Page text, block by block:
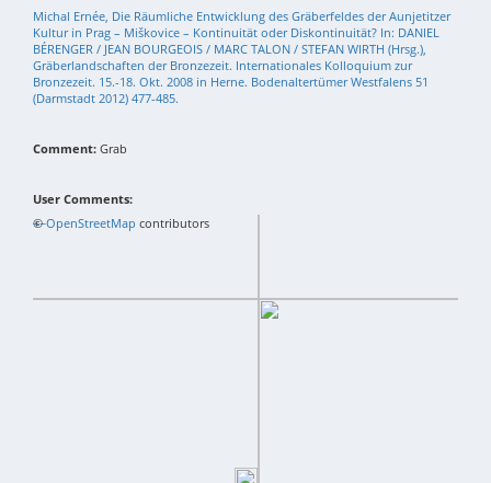
Michal Ernée, Die Räumliche Entwicklung des Gräberfeldes der Aunjetitzer
Kultur in Prag – Miškovice – Kontinuität oder Diskontinuität? In: DANIEL
BÉRENGER / JEAN BOURGEOIS / MARC TALON / STEFAN WIRTH (Hrsg.),
Gräberlandschaften der Bronzezeit. Internationales Kolloquium zur
Bronzezeit. 15.-18. Okt. 2008 in Herne. Bodenaltertümer Westfalens 51
(Darmstadt 2012) 477-485.
Comment: Grab
User Comments:
+−
©OpenStreetMap contributors